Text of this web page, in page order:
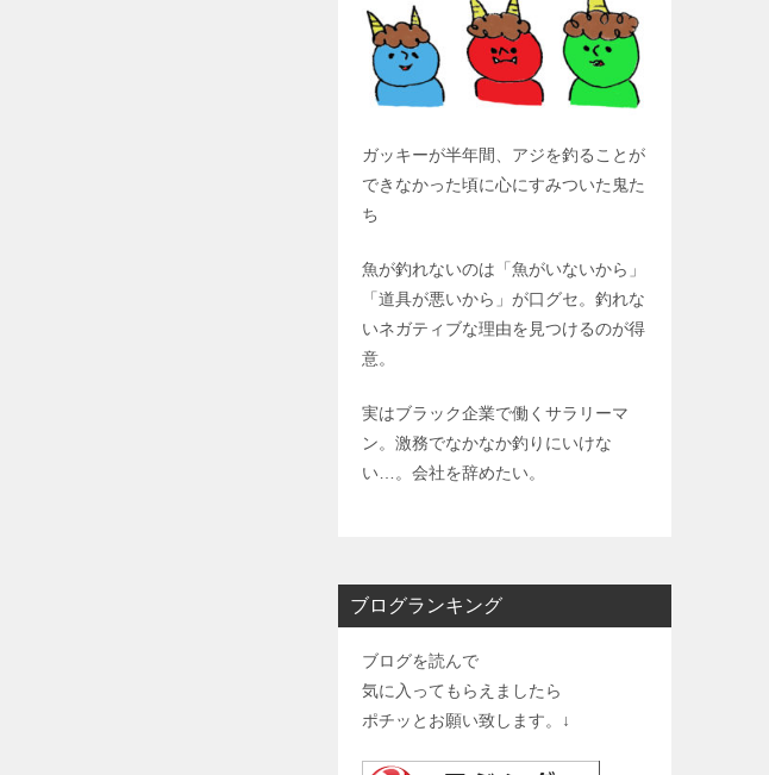
ガッキーが半年間、アジを釣ることが
できなかった頃に心にすみついた鬼た
ち
魚が釣れないのは「魚がいないから」
「道具が悪いから」が口グセ。釣れな
いネガティブな理由を見つけるのが得
意。
実はブラック企業で働くサラリーマ
ン。激務でなかなか釣りにいけな
い…。会社を辞めたい。
ブログランキング
ブログを読んで
気に入ってもらえましたら
ポチッとお願い致します。↓